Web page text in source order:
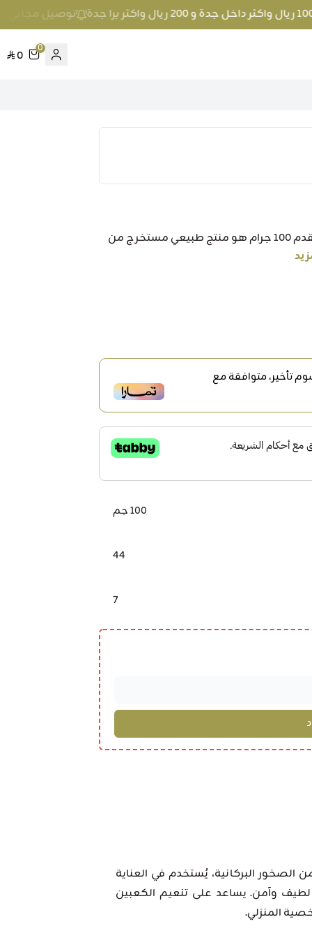
توصيل مجاني عند الطلب بمبلغ 100 ريال
0
0
اسم المنتج: حجر القدم 100 جرام وصف المنتج: حجر القدم 100 جرام هو منتج طبيعي مستخرج من
تأخير، متوافقة مع
100 جم
44
7
البركانية، يُستخدم في العناية
لطيف وآمن. يساعد على تنعيم الكعبين
المنزلي.